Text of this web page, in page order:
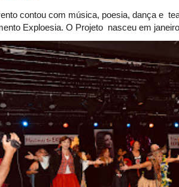
contou com música, poesia, dança e
Exploesia. O Projeto nasceu em